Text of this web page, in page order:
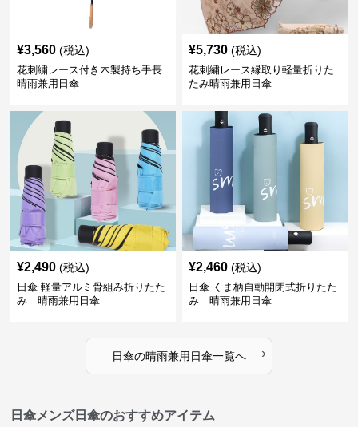
¥3,560 (税込)
花刺繍レース付き木製持ち手長
晴雨兼用日傘
¥5,730 (税込)
花刺繍レース縁取り軽量折りた
たみ晴雨兼用日傘
¥2,490 (税込)
日傘 軽量アルミ骨組み折りたた
み 晴雨兼用日傘
¥2,460 (税込)
日傘 くま柄自動開閉式折りたた
み 晴雨兼用日傘
日傘の晴雨兼用日傘一覧へ ›
日傘メンズ日傘のおすすめアイテム